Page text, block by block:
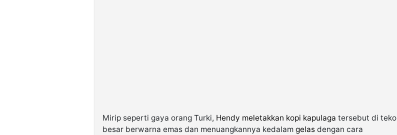
Mirip seperti gaya orang Turki, Hendy meletakkan kopi kapulaga tersebut di teko
besar berwarna emas dan menuangkannya kedalam gelas dengan cara